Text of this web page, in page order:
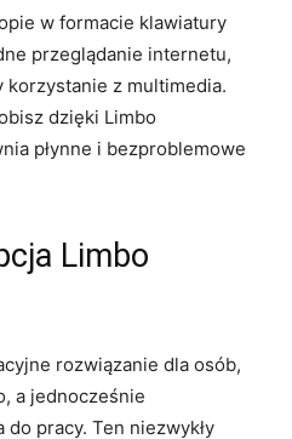
⁢w formacie klawiatury
przeglądanie internetu,
korzystanie z ‍multimedia.
dzięki Limbo
płynne i bezproblemowe‍
Limbo
rozwiązanie dla osób,
a ⁣jednocześnie
pracy.⁤ Ten niezwykły